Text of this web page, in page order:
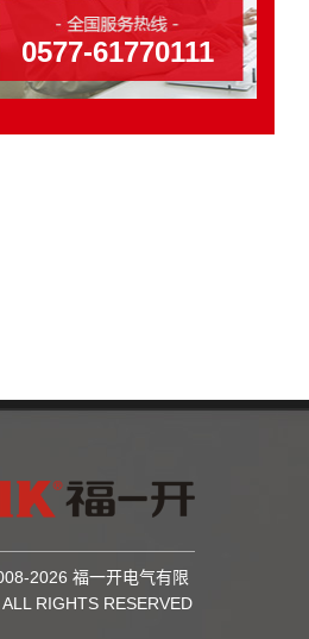
0577-61770111
2026 福一开电气有限
RIGHTS RESERVED